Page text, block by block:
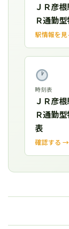
ＪＲ彦
Ｒ通勤
駅情報を
時刻表
ＪＲ彦
Ｒ通勤
表
確認する →